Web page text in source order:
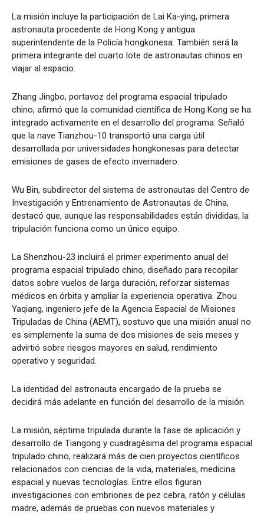
La misión incluye la participación de Lai Ka-ying, primera
astronauta procedente de Hong Kong y antigua
superintendente de la Policía hongkonesa. También será la
primera integrante del cuarto lote de astronautas chinos en
viajar al espacio.
Zhang Jingbo, portavoz del programa espacial tripulado
chino, afirmó que la comunidad científica de Hong Kong se ha
integrado activamente en el desarrollo del programa. Señaló
que la nave Tianzhou-10 transportó una carga útil
desarrollada por universidades hongkonesas para detectar
emisiones de gases de efecto invernadero.
Wu Bin, subdirector del sistema de astronautas del Centro de
Investigación y Entrenamiento de Astronautas de China,
destacó que, aunque las responsabilidades están divididas, la
tripulación funciona como un único equipo.
La Shenzhou-23 incluirá el primer experimento anual del
programa espacial tripulado chino, diseñado para recopilar
datos sobre vuelos de larga duración, reforzar sistemas
médicos en órbita y ampliar la experiencia operativa. Zhou
Yaqiang, ingeniero jefe de la Agencia Espacial de Misiones
Tripuladas de China (AEMT), sostuvo que una misión anual no
es simplemente la suma de dos misiones de seis meses y
advirtió sobre riesgos mayores en salud, rendimiento
operativo y seguridad.
La identidad del astronauta encargado de la prueba se
decidirá más adelante en función del desarrollo de la misión.
La misión, séptima tripulada durante la fase de aplicación y
desarrollo de Tiangong y cuadragésima del programa espacial
tripulado chino, realizará más de cien proyectos científicos
relacionados con ciencias de la vida, materiales, medicina
espacial y nuevas tecnologías. Entre ellos figuran
investigaciones con embriones de pez cebra, ratón y células
madre, además de pruebas con nuevos materiales y